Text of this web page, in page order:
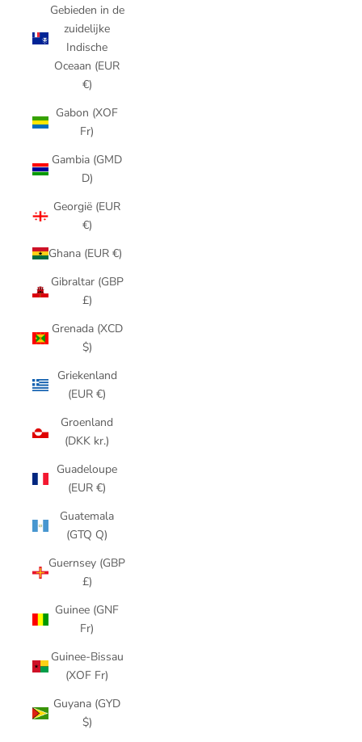
Gebieden in de
zuidelijke
Indische
Oceaan (EUR
€)
Gabon (XOF
Fr)
Gambia (GMD
D)
Georgië (EUR
€)
Ghana (EUR €)
Gibraltar (GBP
£)
Grenada (XCD
$)
Griekenland
(EUR €)
Groenland
(DKK kr.)
Guadeloupe
(EUR €)
Guatemala
(GTQ Q)
Guernsey (GBP
£)
Guinee (GNF
Fr)
Guinee-Bissau
(XOF Fr)
Guyana (GYD
$)